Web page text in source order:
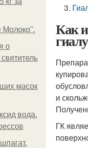
Молоко".
о
масок
вода.
Как
и
ГК